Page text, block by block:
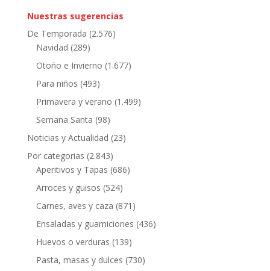
Nuestras sugerencias
De Temporada (2.576)
Navidad (289)
Otoño e Invierno (1.677)
Para niños (493)
Primavera y verano (1.499)
Semana Santa (98)
Noticias y Actualidad (23)
Por categorias (2.843)
Aperitivos y Tapas (686)
Arroces y guisos (524)
Carnes, aves y caza (871)
Ensaladas y guarniciones (436)
Huevos o verduras (139)
Pasta, masas y dulces (730)